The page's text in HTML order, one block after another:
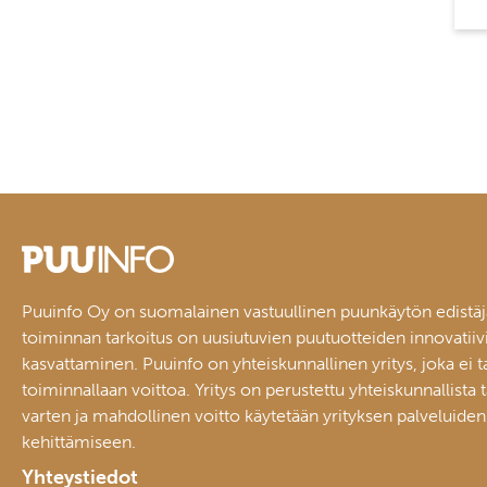
Puuinfo Oy on suomalainen vastuullinen puunkäytön
toiminnan tarkoitus on uusiutuvien puutuotteiden
kasvattaminen. Puuinfo on yhteiskunnallinen yritys, joka ei
toiminnallaan voittoa. Yritys on perustettu yhteiskunnallista
varten ja mahdollinen voitto käytetään yrityksen palveluiden
kehittämiseen.
Yhteystiedot